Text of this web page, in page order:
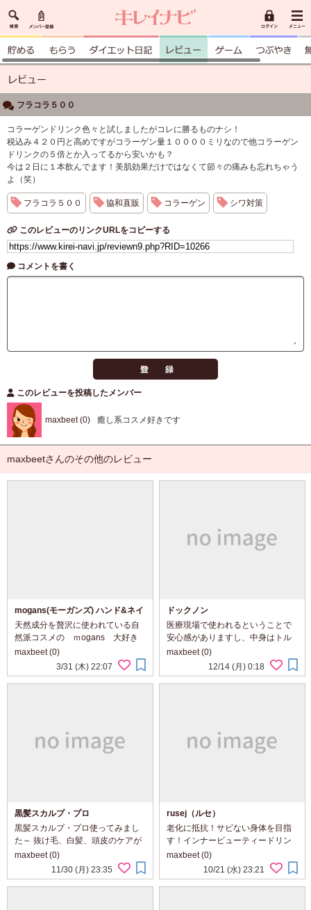
フラコラ５００
コラーゲンドリンク色々と試しましたがコレに勝るものナシ！
税込み４２０円と高めですがコラーゲン量１００００ミリなので他コラーゲン
ドリンクの５倍とか入ってるから安いかも？
今は２日に１本飲んでます！美肌効果だけではなくて節々の痛みも忘れちゃう
よ（笑）
フラコラ５００ 協和直販 コラーゲン シワ対策
このレビューのリンクURLをコピーする
コメントを書く
このレビューを投稿したメンバー
maxbeet (0) 癒し系コスメ好きです
maxbeetさんのその他のレビュー
mogans(モーガンズ) ハンド&ネイ
ル トリートメント シトラスハーブ
天然成分を贅沢に使われている自
然派コスメの ｍogans 大好き
今回ハンド＆ネイルトリートメン
ト シトラスハーブ使ってみまし
たよ～ 若草色の爽やかなパケで
maxbeet (0)
3/31 (木) 22:07
ドックノン
医療現場で使われるということで
安心感がありますし、中身はトル
ラ酵母、ブラックジンジャー、オ
リーブポリフェノール、α－リポ酸
等が配合されています。 お風呂に
maxbeet (0)
12/14 (月) 0:18
黒髪スカルプ・プロ
黒髪スカルプ・プロ使ってみまし
た～ 抜け毛、白髪、頭皮のケアが
これ１本で出来ちゃうってすごい
よね～ イラストに描かれているよ
うな天然成分からなる発毛育毛成
maxbeet (0)
11/30 (月) 23:35
rusej（ルセ）
老化に抵抗！サビない身体を目指
す！インナービューティードリン
ク「rusej(ルセ)」飲んでいます
～！ ホワイト＊ピンクの可愛らし
い箱には３０包入っています。 冷
maxbeet (0)
10/21 (水) 23:21